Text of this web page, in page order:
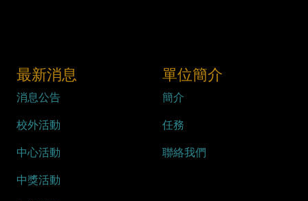
最新消息
消息公告
校外活動
中心活動
中獎活動
單位簡介
簡介
任務
聯絡我們